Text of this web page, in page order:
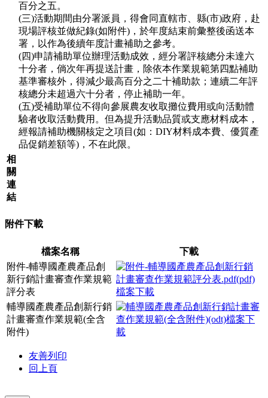
百分之五。
(三)活動期間由分署派員，得會同直轄市、縣(市)政府，赴
現場評核並做紀錄(如附件)，於年度結束前彙整後函送本
署，以作為後續年度計畫補助之參考。
(四)申請補助單位辦理活動成效，經分署評核總分未達六
十分者，倘次年再提送計畫，除依本作業規範第四點補助
基準審核外，得減少最高百分之二十補助款；連續二年評
核總分未超過六十分者，停止補助一年。
(五)受補助單位不得向參展農友收取攤位費用或向活動體
驗者收取活動費用。但為提升活動品質或支應材料成本，
經報請補助機關核定之項目(如：DIY材料成本費、優質產
品促銷差額等)，不在此限。
相
關
連
結
附件下載
檔案名稱
下載
附件-輔導國產農產品創
新行銷計畫審查作業規範
評分表
輔導國產農產品創新行銷
計畫審查作業規範(全含
附件)
友善列印
回上頁